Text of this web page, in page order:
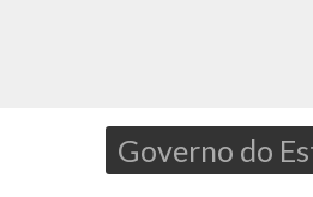
Governo do